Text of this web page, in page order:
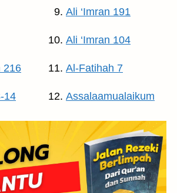
216
14
Ali ‘Imran 191
Ali ‘Imran 104
Al-Fatihah 7
Assalaamualaikum